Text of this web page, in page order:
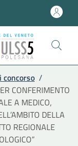
concorso /
CONFERIMENTO
A MEDICO,
DELLA
REGIONALE